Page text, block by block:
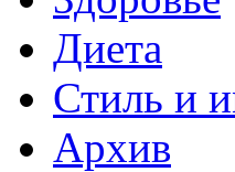
Диета
Стиль и
Архив